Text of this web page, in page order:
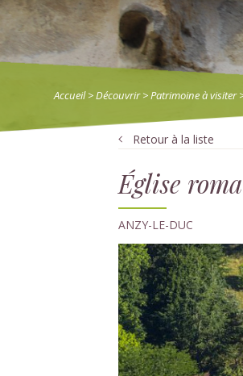
Accueil> Découvrir>Patrimoine à visiter
Retour à la liste
Église
ANZY-LE-DUC